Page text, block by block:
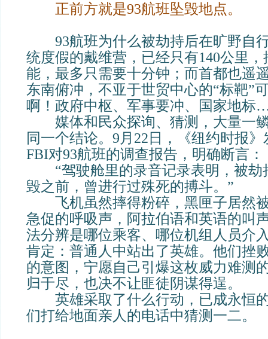
正前方就是93航班坠毁地点。
93航班为什么被劫持后在旷野自
统度假的戴维营，已经只有140公里，
能，最多只需要十分钟；而首都也遥
东南俯冲，不亚于世贸中心的“标靶”
啊！政府中枢、军事要冲、国家地
媒体和民众探询、猜测，大量一
同一个结论。9月22日，《纽约时报
FBI对93航班的调查报告，明确断言：
“驾驶舱里的录音记录表明，被劫
毁之前，曾进行过殊死的搏斗。”
飞机虽然摔得粉碎，黑匣子居然被
急促的呼吸声，阿拉伯语和英语的叫
法分辨是哪位乘客、哪位机组人员介
肯定：普通人中站出了英雄。他们挫
的意图，宁愿自己引爆这枚威力难测
归于尽，也决不让匪徒阴谋得逞。
英雄采取了什么行动，已成永恒
们打给地面亲人的电话中猜测一二。